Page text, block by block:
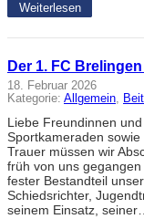
Weiterlesen
Der 1. FC
18. Februar 2026
Kategorie: Allgemein,
Liebe Freundinnen
Sportkameraden
Trauer müssen wir
früh von uns
fester Bestandteil
Schiedsrichter,
seinem Einsatz, seiner…